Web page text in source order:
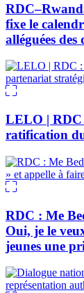
fixe le
alléguées
LELO | RDC
ratification
RDC : Me
Oui, je le
jeunes une